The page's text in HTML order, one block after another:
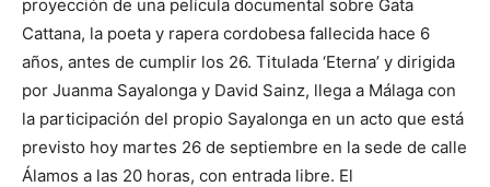
proyección de una película documental sobre Gata
Cattana, la poeta y rapera cordobesa fallecida hace 6
años, antes de cumplir los 26. Titulada ‘Eterna’ y dirigida
por Juanma Sayalonga y David Sainz, llega a Málaga con
la participación del propio Sayalonga en un acto que está
previsto hoy martes 26 de septiembre en la sede de calle
Álamos a las 20 horas, con entrada libre. El